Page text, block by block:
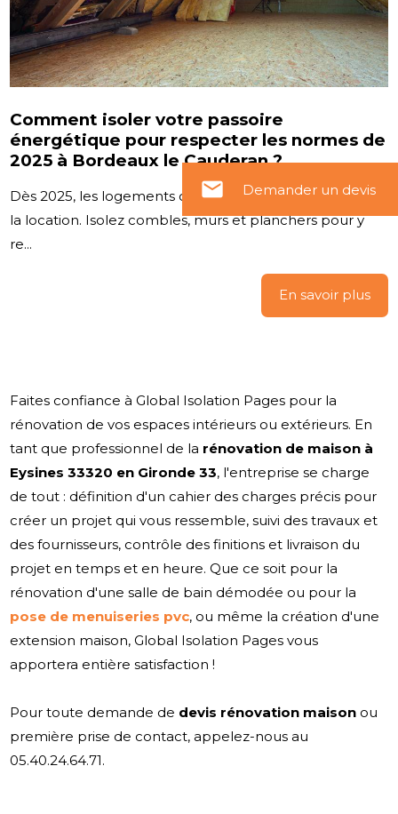
Comment isoler votre passoire
énergétique pour respecter les normes de
2025 à Bordeaux le Cauderan ?
Dès 2025, les logements classés F et G seront interdits à
la location. Isolez combles, murs et planchers pour y
re...
En savoir plus
Faites confiance à Global Isolation Pages pour la
rénovation de vos espaces intérieurs ou extérieurs. En
tant que professionnel de la rénovation de maison à
Eysines 33320 en Gironde 33, l'entreprise se charge
de tout : définition d'un cahier des charges précis pour
créer un projet qui vous ressemble, suivi des travaux et
des fournisseurs, contrôle des finitions et livraison du
projet en temps et en heure. Que ce soit pour la
rénovation d'une salle de bain démodée ou pour la
pose de menuiseries pvc, ou même la création d'une
extension maison, Global Isolation Pages vous
apportera entière satisfaction !
Pour toute demande de devis rénovation maison ou
première prise de contact, appelez-nous au
05.40.24.64.71.
email Demander un devis